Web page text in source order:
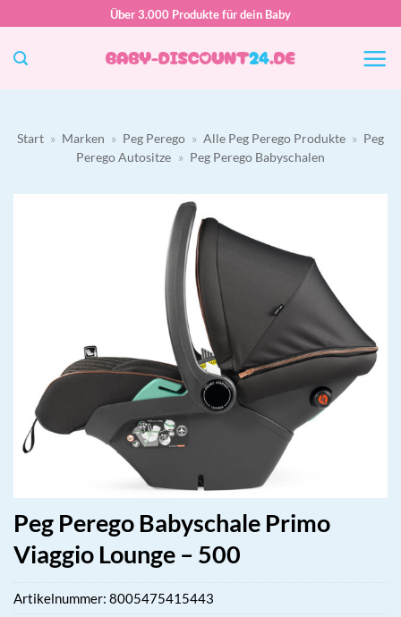
springen
Über 3.000 Produkte für dein Baby
Start » Marken » Peg Perego » Alle Peg Perego Produkte » Peg
Perego Autositze » Peg Perego Babyschalen
Peg Perego Babyschale Primo
Viaggio Lounge – 500
Artikelnummer: 8005475415443